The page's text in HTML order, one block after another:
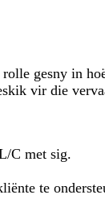
gesny in
vir die
C met sig.
te